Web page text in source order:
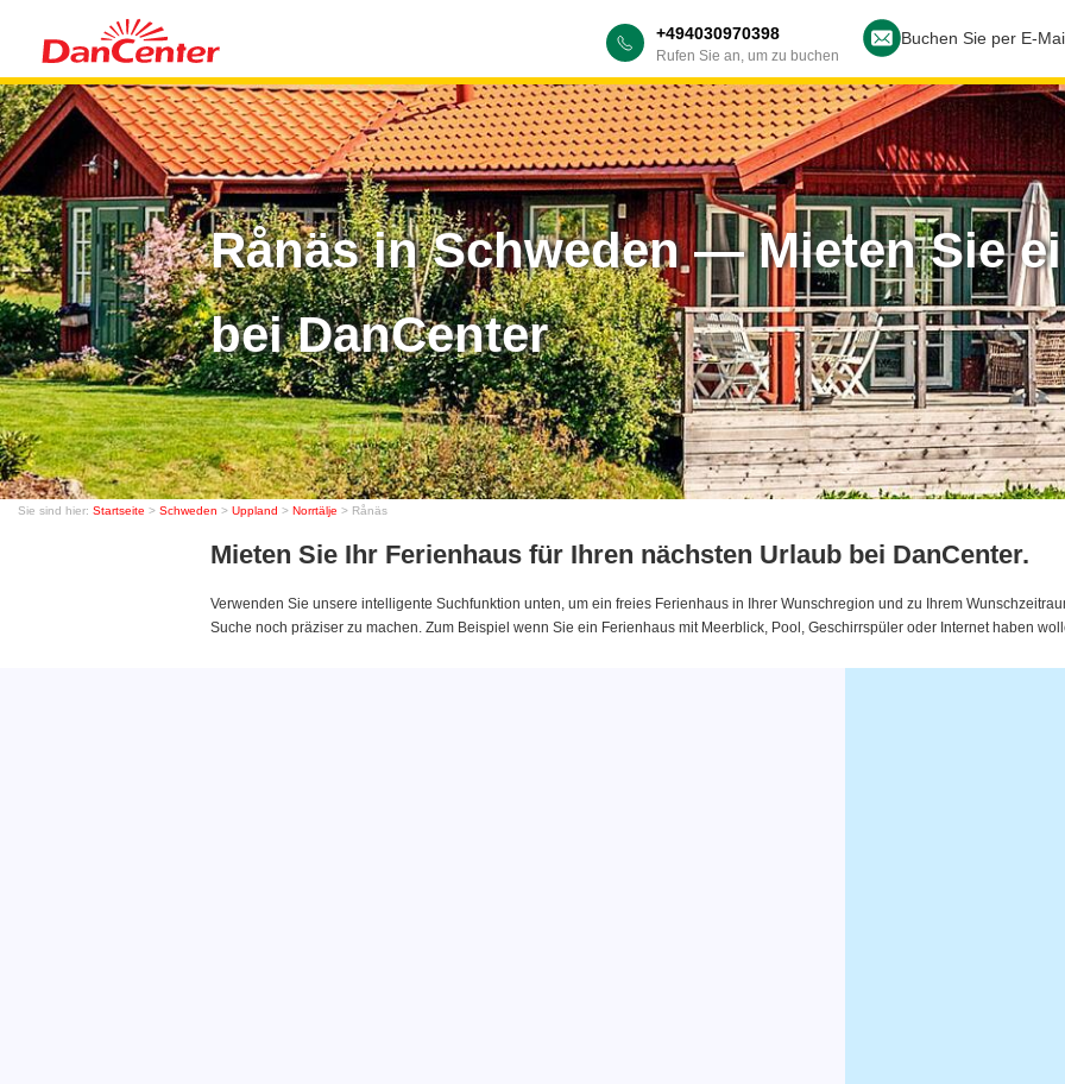
+494030970398
Rufen Sie an, um zu buchen
Buchen Sie per E-
Rånäs in Schweden — Mieten Sie
bei DanCenter
Sie sind hier: Startseite > Schweden > Uppland > Norrtälje > Rånäs
Mieten Sie Ihr Ferienhaus für Ihren nächsten Urlaub bei DanCenter.
Verwenden Sie unsere intelligente Suchfunktion unten, um ein freies Ferienhaus in Ihrer Wunschregion und zu Ihrem
Suche noch präziser zu machen. Zum Beispiel wenn Sie ein Ferienhaus mit Meerblick, Pool, Geschirrspüler oder Internet haben